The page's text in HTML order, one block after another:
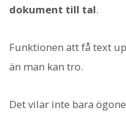
dokument till tal.
Funktionen att få text
än man kan tro.
Det vilar inte bara